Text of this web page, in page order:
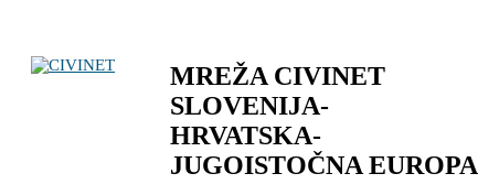
MREŽA CIVINET
SLOVENIJA-
HRVATSKA-
JUGOISTOČNA EUROPA